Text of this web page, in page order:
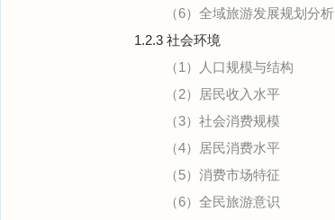
（6）全域旅游发展规划分析
1.2.3 社会环境
（1）人口规模与结构
（2）居民收入水平
（3）社会消费规模
（4）居民消费水平
（5）消费市场特征
（6）全民旅游意识